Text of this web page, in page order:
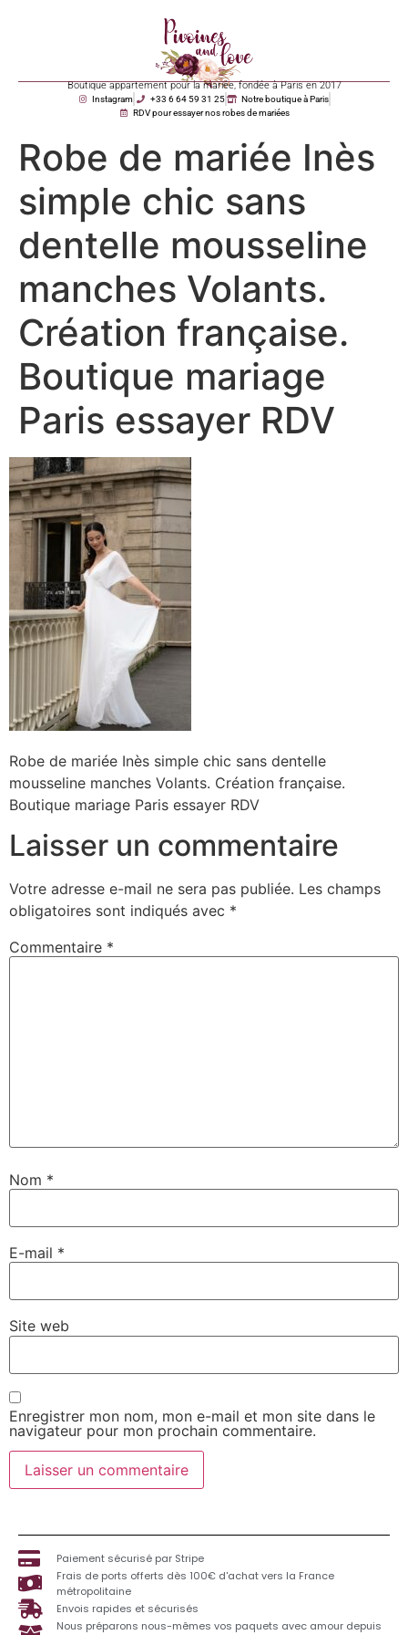
Boutique appartement pour la mariée, fondée à Paris en 2017
Instagram +33 6 64 59 31 25
Notre boutique à Paris
RDV pour essayer nos robes de mariées
Robe de mariée Inès
simple chic sans
dentelle mousseline
manches Volants.
Création française.
Boutique mariage
Paris essayer RDV
Robe de mariée Inès simple chic sans dentelle
mousseline manches Volants. Création française.
Boutique mariage Paris essayer RDV
Laisser un commentaire
Votre adresse e-mail ne sera pas publiée. Les champs
obligatoires sont indiqués avec *
Commentaire *
Nom *
E-mail *
Site web
Enregistrer mon nom, mon e-mail et mon site dans le
navigateur pour mon prochain commentaire.
Paiement sécurisé par Stripe
Frais de ports offerts dès 100€ d'achat vers la France
métropolitaine
Envois rapides et sécurisés
Nous préparons nous-mêmes vos paquets avec amour depuis